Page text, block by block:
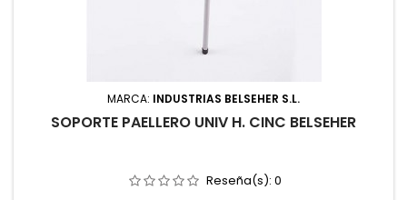
MARCA: INDUSTRIAS BELSEHER S.L.
SOPORTE PAELLERO UNIV H. CINC BELSEHER
Reseña(s): 0